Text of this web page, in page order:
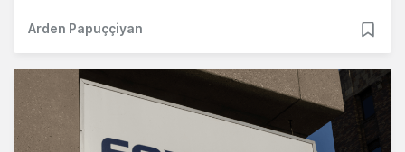
Arden Papuççiyan